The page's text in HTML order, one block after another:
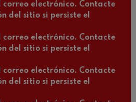
correo electrónico. Contacte
del sitio si persiste el
correo electrónico. Contacte
del sitio si persiste el
correo electrónico. Contacte
del sitio si persiste el